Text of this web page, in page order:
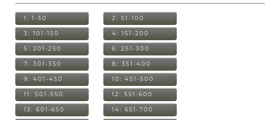
1: 1-50 2: 51-100
3: 101-150 4: 151-200
5: 201-250 6: 251-300
7: 301-350 8: 351-400
9: 401-450 10: 451-500
11: 501-550 12: 551-600
13: 601-650 14: 651-700